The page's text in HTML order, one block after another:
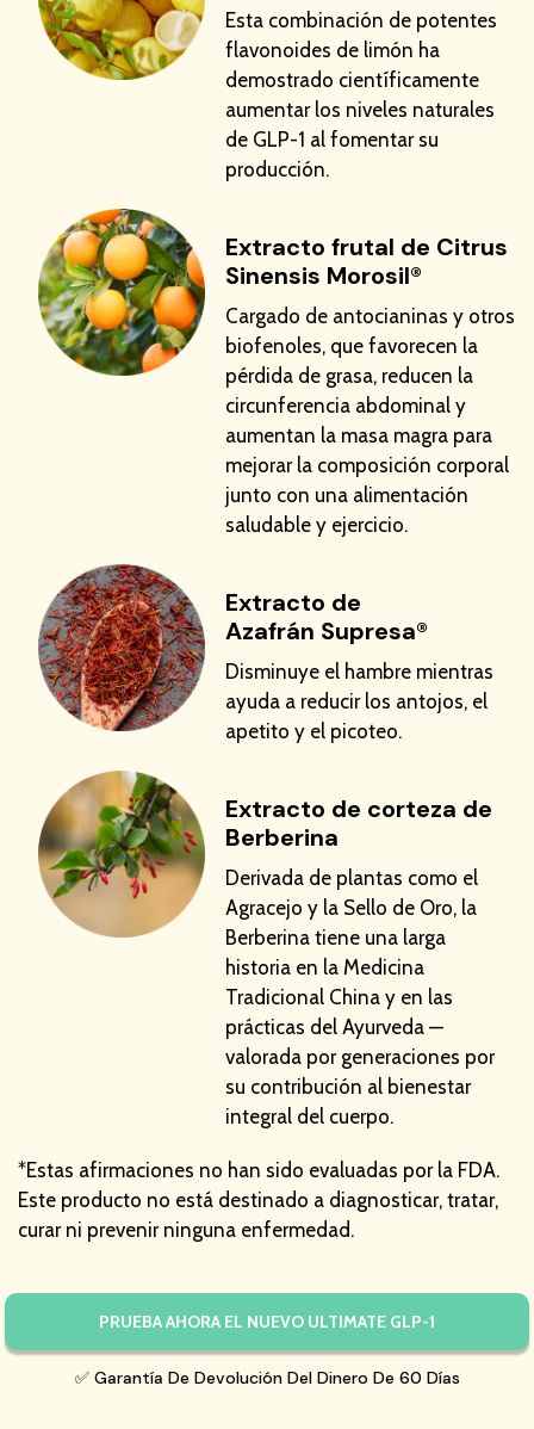
Esta combinación de potentes
flavonoides de limón ha
demostrado científicamente
aumentar los niveles naturales
de GLP-1 al fomentar su
producción.
Extracto frutal de Citrus
Sinensis Morosil®
Cargado de antocianinas y otros
biofenoles, que favorecen la
pérdida de grasa, reducen la
circunferencia abdominal y
aumentan la masa magra para
mejorar la composición corporal
junto con una alimentación
saludable y ejercicio.
Extracto de
Azafrán Supresa®
Disminuye el hambre mientras
ayuda a reducir los antojos, el
apetito y el picoteo.
Extracto de corteza de
Berberina
Derivada de plantas como el
Agracejo y la Sello de Oro, la
Berberina tiene una larga
historia en la Medicina
Tradicional China y en las
prácticas del Ayurveda —
valorada por generaciones por
su contribución al bienestar
integral del cuerpo.
*Estas afirmaciones no han sido evaluadas por la FDA.
Este producto no está destinado a diagnosticar, tratar,
curar ni prevenir ninguna enfermedad.
PRUEBA AHORA EL NUEVO ULTIMATE GLP-1
✅ Garantía De Devolución Del Dinero De 60 Días